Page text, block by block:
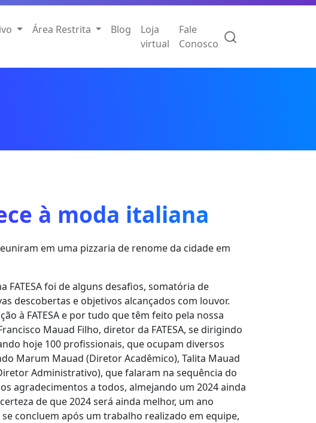
Área Restrita Blog
Loja
virtual
Fale
Conosco
à moda italiana
em uma pizzaria de renome da cidade em
FATESA foi de alguns desafios, somatória de
descobertas e objetivos alcançados com louvor.
à FATESA e por tudo que têm feito pela nossa
Mauad Filho, diretor da FATESA, se dirigindo
hoje 100 profissionais, que ocupam diversos
Marum Mauad (Diretor Acadêmico), Talita Mauad
Administrativo), que falaram na sequência do
agradecimentos a todos, almejando um 2024 ainda
de que 2024 será ainda melhor, um ano
concluem após um trabalho realizado em equipe,